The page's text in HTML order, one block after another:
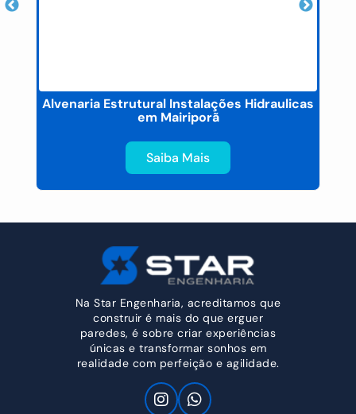
Alvenaria Estrutural Instalações Hidraulicas
em Mairiporã
Saiba Mais
Na Star Engenharia, acreditamos que
construir é mais do que erguer
paredes, é sobre criar experiências
únicas e transformar sonhos em
realidade com perfeição e agilidade.